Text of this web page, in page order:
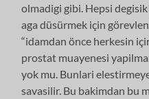
olmadigi gibi. Hepsi
aga düsürmek için
“idamdan önce herkesin
prostat muayenesi
yok mu. Bunlari
savasilir. Bu bakimdan bu